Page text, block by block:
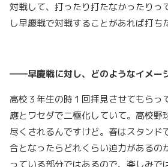
対戦して、打ったり打たなかったりっ
し早慶戦で対戦することがあれば打ち
――早慶戦に対し、どのようなイメー
高校３年生の時１回拝見させてもらっ
應とワセダで二極化していて。高校野
尽くされるんですけど。春はスタンド
合となったらどれくらい迫力があるの
っている部分ではあるので、楽しみで